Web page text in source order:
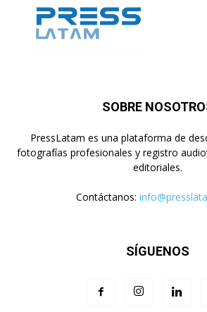
SOBRE
PressLatam es una plataforma de
fotografías profesionales y registro
editoriales.
Contáctanos:
SÍGUENOS